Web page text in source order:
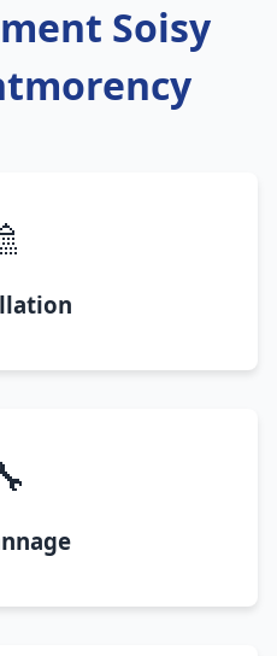
Soisy